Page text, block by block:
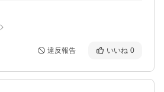
違反報告 いいね 0